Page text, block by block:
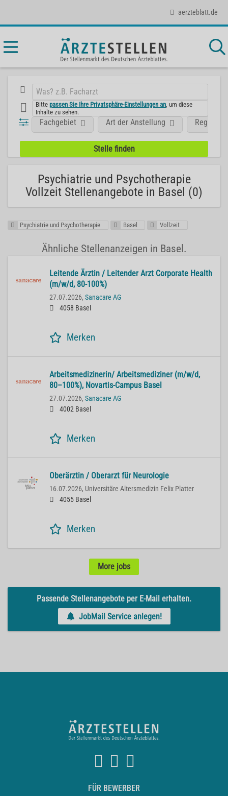
aerzteblatt.de
Bittepassen Sie Ihre Privatsphäre-Einstellungen an , um diese
Inhalte zu sehen.
Fachgebiet Art der Anstellung Region
Psychiatrie und Psychotherapie
Vollzeit Stellenangebote in Basel (0)
Psychiatrie und Psychotherapie Basel Vollzeit
Ähnliche Stellenanzeigen in Basel.
Lei­ten­de Ärz­tin / Lei­ten­der Arzt Cor­po­ra­te He­alth
(m/w/d, 80-100%)
27.07.2026, Sanacare AG
4058 Basel
Merken
Ar­beits­me­di­zi­ne­rin/ Ar­beits­me­di­zi­ner (m/w/d,
80–100%), No­var­tis-Cam­pus Basel
27.07.2026, Sanacare AG
4002 Basel
Merken
Oberärztin / Oberarzt für Neurologie
16.07.2026, Universitäre Altersmedizin Felix Platter
4055 Basel
Merken
More jobs
Passende Stellenangebote per E-Mail erhalten.
JobMail Service anlegen!
FÜR BEWERBER